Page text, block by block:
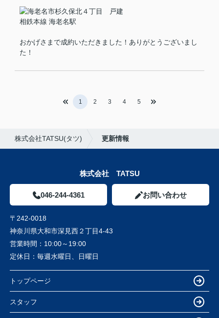
相鉄本線 海老名駅
おかげさまで成約いただきました！ありがとうございまし
た！
1 2 3 4 5
株式会社TATSU(タツ) 更新情報
株式会社 TATSU
046-244-4361 お問い合わせ
〒242-0018
神奈川県大和市深見西２丁目4-43
営業時間： 10:00～19:00
定休日： 毎週水曜日、日曜日
トップページ
スタッフ